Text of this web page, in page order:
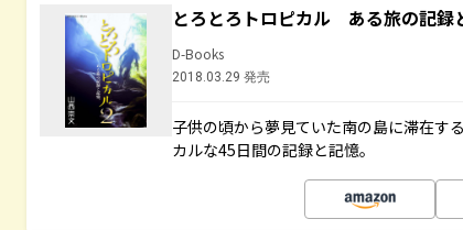
とろとろトロピカル ある旅の記
D-Books
2018.03.29 発売
子供の頃から夢見ていた南の島に滞在す
カルな45日間の記録と記憶。